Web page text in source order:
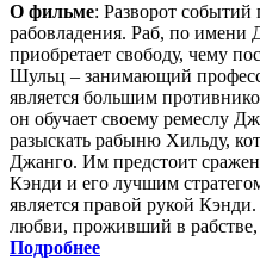
О фильме: Разворот событий
рабовладения. Раб, по имени
приобретает свободу, чему
Шульц – занимающий
является большим
он обучает своему ремеслу
разыскать рабыню Хильду,
Джанго. Им предстоит
Кэнди и его лучшим
является правой рукой
любви, проживший в
Подробнее